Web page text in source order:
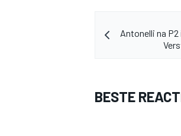
Antonelli na P2
BESTE